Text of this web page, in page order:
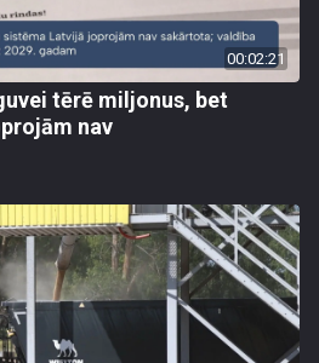
00:02:21
tērē miljonus, bet
nav